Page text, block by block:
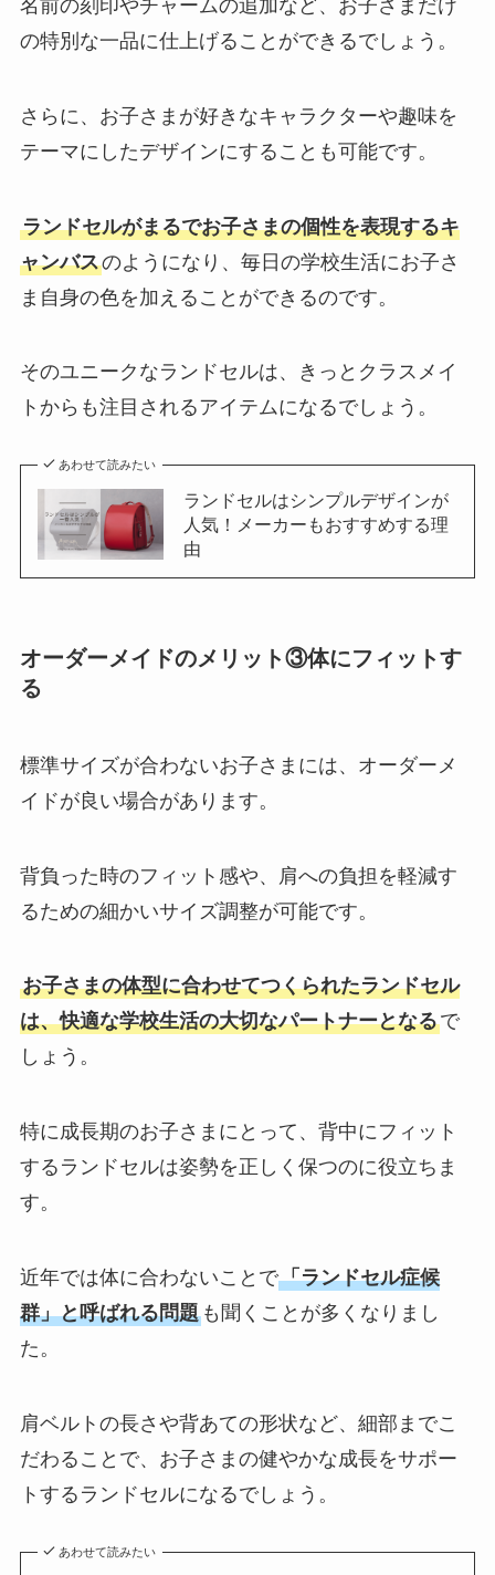
名前の刻印やチャームの追加など、お子さまだけ
の特別な一品に仕上げることができるでしょう。
さらに、お子さまが好きなキャラクターや趣味を
テーマにしたデザインにすることも可能です。
ランドセルがまるでお子さまの個性を表現するキ
ャンバスのようになり、毎日の学校生活にお子さ
ま自身の色を加えることができるのです。
そのユニークなランドセルは、きっとクラスメイ
トからも注目されるアイテムになるでしょう。
あわせて読みたい
ランドセルはシンプルデザインが
人気！メーカーもおすすめする理
由
オーダーメイドのメリット③体にフィットす
る
標準サイズが合わないお子さまには、オーダーメ
イドが良い場合があります。
背負った時のフィット感や、肩への負担を軽減す
るための細かいサイズ調整が可能です。
お子さまの体型に合わせてつくられたランドセル
は、快適な学校生活の大切なパートナーとなるで
しょう。
特に成長期のお子さまにとって、背中にフィット
するランドセルは姿勢を正しく保つのに役立ちま
す。
近年では体に合わないことで「ランドセル症候
群」と呼ばれる問題も聞くことが多くなりまし
た。
肩ベルトの長さや背あての形状など、細部までこ
だわることで、お子さまの健やかな成長をサポー
トするランドセルになるでしょう。
あわせて読みたい